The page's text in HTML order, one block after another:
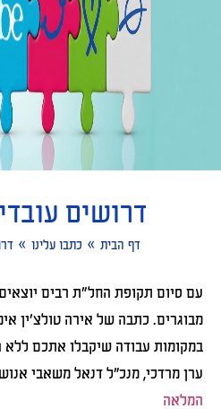
דרושים
דף הבית » כתבו עלינו »
עם סיום תקופת החל"ת רבים
במקומות עבודה שיקבלו אתכם
ערן מרדכי, מנכ"ל דנאל משאבי
המלאה